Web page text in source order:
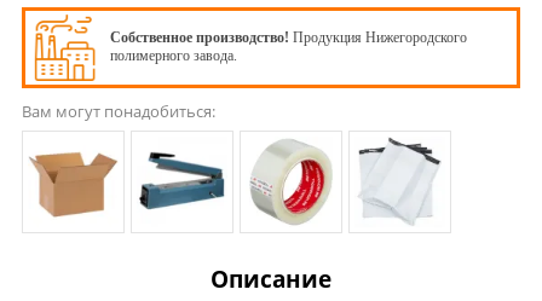
Собственное производство! Продукция Нижегородского
полимерного завода.
Вам могут понадобиться:
Описание